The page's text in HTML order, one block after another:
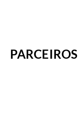
PARCEIROS